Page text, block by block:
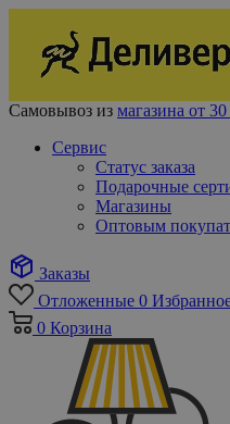
Самовывоз из магазина от
Сервис
Статус заказа
Подарочные
Магазины
Оптовым
Заказы
Отложенные 0
0 Корзина